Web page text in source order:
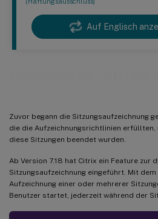
Auf Englisch
Zuvor begann die Sitzungsaufzeichnung
die die Aufzeichnungsrichtlinien erfüllten,
diese Sitzungen beendet wurden.
Ab Version 7.18 hat Citrix ein Feature zur
Sitzungsaufzeichnung eingeführt. Mit
Aufzeichnung einer oder mehrerer
Benutzer startet, jederzeit während der